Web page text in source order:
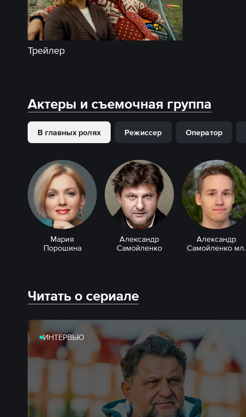
Трейлер
Актеры и съемочная группа
В главных ролях Режиссер Оператор
Мария
Порошина
Александр
Самойленко
Александр
Самойленко мл.
Читать о сериале
ИНТЕРВЬЮ